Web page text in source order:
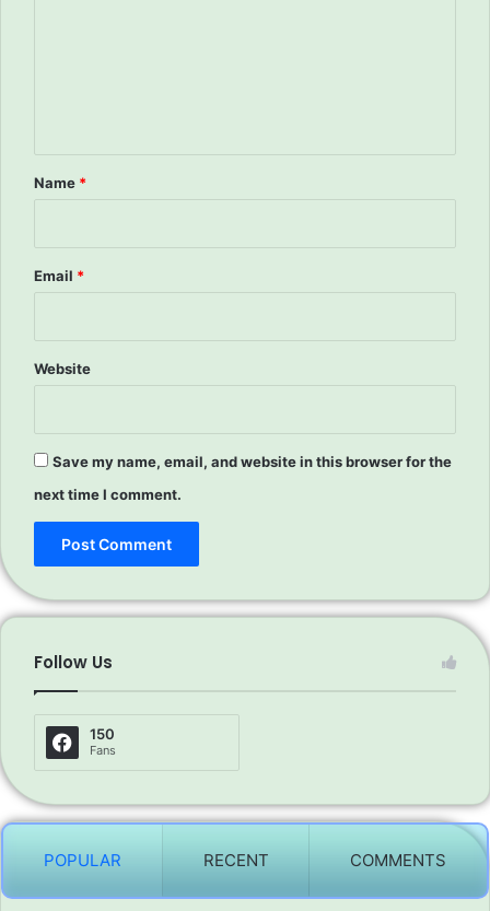
*
Name *
Email *
Website
Save my name, email, and website in this browser for the
next time I comment.
Follow Us
150
Fans
POPULAR RECENT COMMENTS